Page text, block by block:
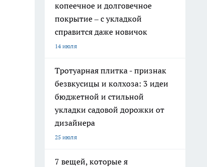
копеечное и долговечное
покрытие – с укладкой
справится даже новичок
14 июля
Тротуарная плитка - признак
безвкусицы и колхоза: 3 идеи
бюджетной и стильной
укладки садовой дорожки от
дизайнера
25 июля
7 вещей, которые я